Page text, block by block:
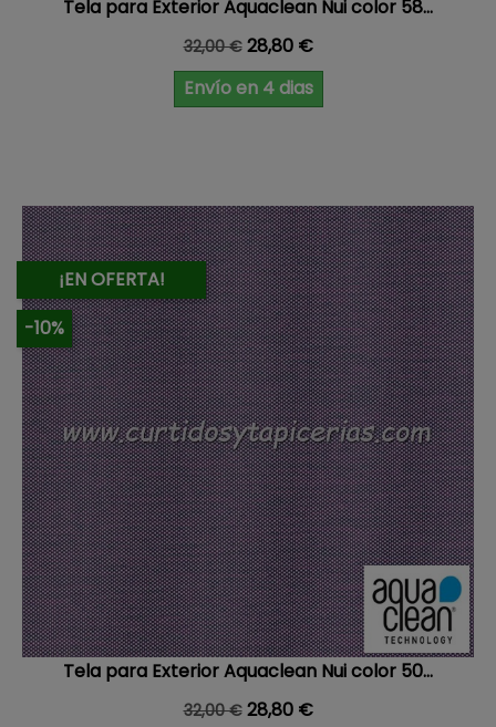
Tela para Exterior Aquaclean Nui color 58...
Precio base
32,00 € Precio
28,80 €
Envío en 4 dias
¡EN OFERTA!
-10%
Tela para Exterior Aquaclean Nui color 50...
Precio base
32,00 € Precio
28,80 €